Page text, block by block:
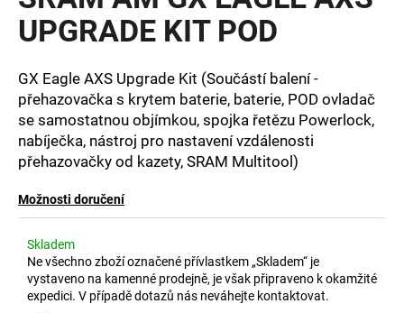
0,0
z
hvězdiček.
UPGRADE KIT POD
GX Eagle AXS Upgrade Kit (Součástí balení -
přehazovačka s krytem baterie, baterie, POD ovladač
se samostatnou objímkou, spojka řetězu Powerlock,
nabíječka, nástroj pro nastavení vzdálenosti
přehazovačky od kazety, SRAM Multitool)
Možnosti doručení
Skladem
Ne všechno zboží označené přívlastkem „Skladem“ je
vystaveno na kamenné prodejně, je však připraveno k okamžité
expedici. V případě dotazů nás neváhejte kontaktovat.
a
j
í
t
?
HLEDAT
D